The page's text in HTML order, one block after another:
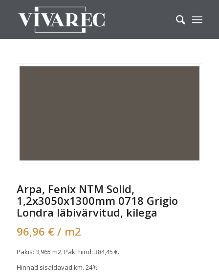
Arpa, Fenix NTM Solid,
1,2x3050x1300mm 0718 Grigio
Londra läbivärvitud, kilega
96,96 € / m2
Pakis: 3,965 m2. Paki hind: 384,45 €.
Hinnad sisaldavad km. 24%